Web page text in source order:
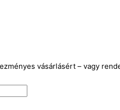
vásárlásért – vagy